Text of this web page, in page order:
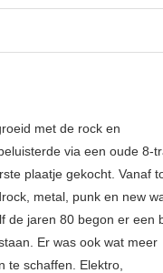
met de rock en
via een oude 8-
plaatje gekocht. Vanaf
metal, punk en new
de jaren 80 begon er een
Er was ook wat meer
te schaffen. Elektro,